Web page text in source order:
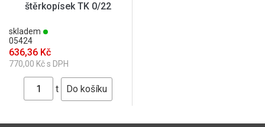
štěrkopísek TK 0/22
skladem
05424
636,36 Kč
770,00 Kč s DPH
t